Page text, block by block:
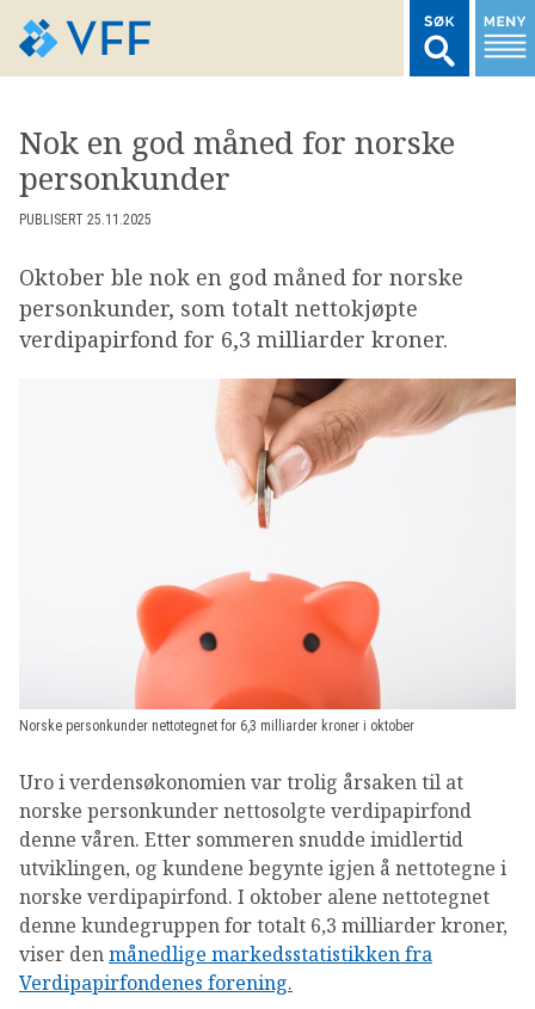
LOGG INN MEDLEMSNETT
MARKEDSSTATISTIKK
FONDSDATA
DEN LILLE FONDSHÅNDBOKEN
Nok en god måned for norske
personkunder
PUBLISERT 25.11.2025
Oktober ble nok en god måned for norske
personkunder, som totalt nettokjøpte
verdipapirfond for 6,3 milliarder kroner.
Norske personkunder nettotegnet for 6,3 milliarder kroner i oktober
Uro i verdensøkonomien var trolig årsaken til at
norske personkunder nettosolgte verdipapirfond
denne våren. Etter sommeren snudde imidlertid
utviklingen, og kundene begynte igjen å nettotegne i
norske verdipapirfond. I oktober alene nettotegnet
denne kundegruppen for totalt 6,3 milliarder kroner,
viser denmånedlige markedsstatistikken fra
Verdipapirfondenes forening.